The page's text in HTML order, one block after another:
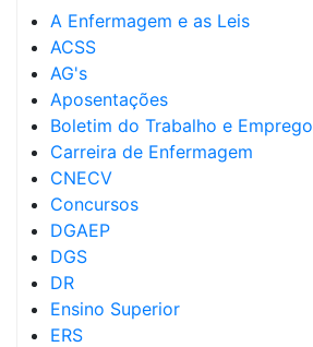
A Enfermagem e as Leis
ACSS
AG's
Aposentações
Boletim do Trabalho e Emprego
Carreira de Enfermagem
CNECV
Concursos
DGAEP
DGS
DR
Ensino Superior
ERS